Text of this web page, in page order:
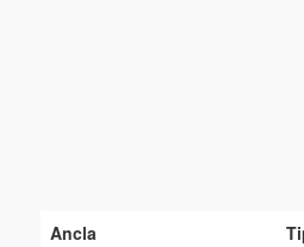
Ancla